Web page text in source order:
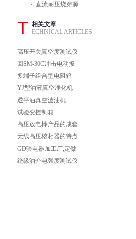
直流耐压烧穿源
T 相关文章
ECHNICAL ARTICLES
高压开关真空度测试仪
预防性试验检测项目与
说明
回SM-30C冲击电动扳
手
多端子组合型电阻箱
YJ型油液真空净化机
JZL绝缘油再生真空滤
油机
透平油真空滤油机
DTL透平油真空滤油机
透平油真空滤油机
试验变控制箱
高压放电棒产品的成套
性
无线高压核相器的特点
及指标
GD验电器加工厂,定做
销售验电器,验电器
绝缘油介电强度测试仪